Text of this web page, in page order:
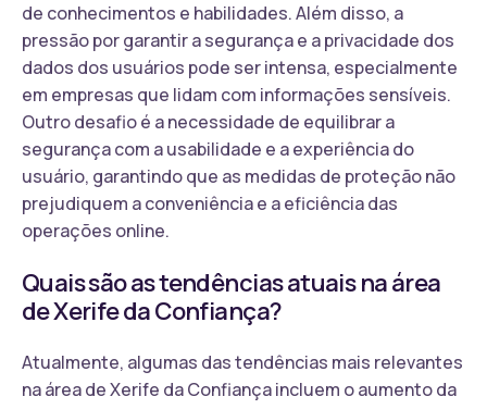
de conhecimentos e habilidades. Além disso, a
pressão por garantir a segurança e a privacidade dos
dados dos usuários pode ser intensa, especialmente
em empresas que lidam com informações sensíveis.
Outro desafio é a necessidade de equilibrar a
segurança com a usabilidade e a experiência do
usuário, garantindo que as medidas de proteção não
prejudiquem a conveniência e a eficiência das
operações online.
Quais são as tendências atuais na área
de Xerife da Confiança?
Atualmente, algumas das tendências mais relevantes
na área de Xerife da Confiança incluem o aumento da